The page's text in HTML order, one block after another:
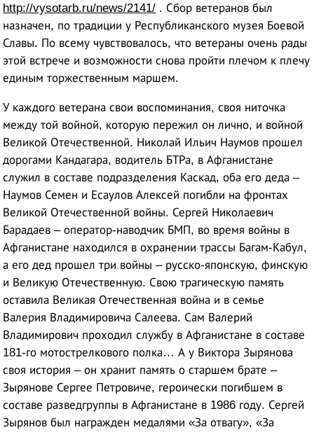
http://vysotarb.ru/news/2141/ . Сбор ветеранов был
назначен, по традиции у Республиканского музея Боевой
Славы. По всему чувствовалось, что ветераны очень рады
этой встрече и возможности снова пройти плечом к плечу
единым торжественным маршем.
У каждого ветерана свои воспоминания, своя ниточка
между той войной, которую пережил он лично, и войной
Великой Отечественной. Николай Ильич Наумов прошел
дорогами Кандагара, водитель БТРа, в Афганистане
служил в составе подразделения Каскад, оба его деда –
Наумов Семен и Есаулов Алексей погибли на фронтах
Великой Отечественной войны. Сергей Николаевич
Барадаев – оператор-наводчик БМП, во время войны в
Афганистане находился в охранении трассы Багам-Кабул,
а его дед прошел три войны – русско-японскую, финскую
и Великую Отечественную. Свою трагическую память
оставила Великая Отечественная война и в семье
Валерия Владимировича Салеева. Сам Валерий
Владимирович проходил службу в Афганистане в составе
181-го мотострелкового полка… А у Виктора Зырянова
своя история – он хранит память о старшем брате –
Зырянове Сергее Петровиче, героически погибшем в
составе разведгруппы в Афганистане в 1986 году. Сергей
Зырянов был награжден медалями «За отвагу», «За